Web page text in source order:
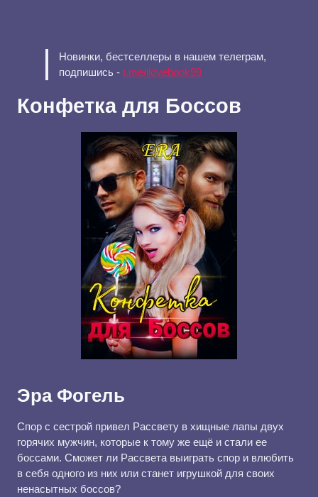
Новинки, бестселлеры в нашем телеграм,
подпишись - t.me/ilovebook99
Конфетка для Боссов
Эра Фогель
Спор с сестрой привел Рассвету в хищные лапы двух
горячих мужчин, которые к тому же ещё и стали ее
боссами. Сможет ли Рассвета выиграть спор и влюбить
в себя одного из них или станет игрушкой для своих
ненасытных боссов?